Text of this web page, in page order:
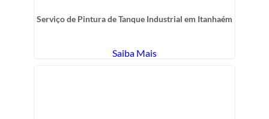
Serviço de Pintura de Tanque Industrial em Itanhaém
Saiba Mais